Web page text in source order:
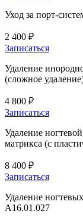
Уход за порт-
2 400 ₽
Записаться
Удаление
(сложное
4 800 ₽
Записаться
Удаление
матрикса (с
8 400 ₽
Записаться
Удаление
А16.01.027